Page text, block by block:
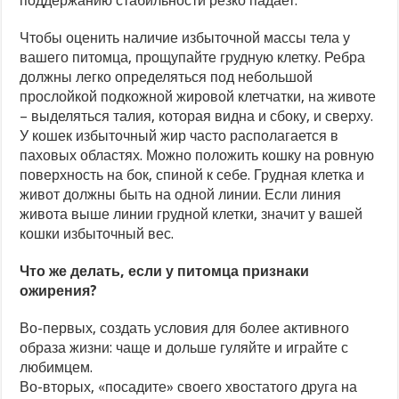
Чтобы оценить наличие избыточной массы тела у
вашего питомца, прощупайте грудную клетку. Ребра
должны легко определяться под небольшой
прослойкой подкожной жировой клетчатки, на животе
– выделяться талия, которая видна и сбоку, и сверху.
У кошек избыточный жир часто располагается в
паховых областях. Можно положить кошку на ровную
поверхность на бок, спиной к себе. Грудная клетка и
живот должны быть на одной линии. Если линия
живота выше линии грудной клетки, значит у вашей
кошки избыточный вес.
Что же делать, если у питомца признаки
ожирения?
Во-первых, создать условия для более активного
образа жизни: чаще и дольше гуляйте и играйте с
любимцем.
Во-вторых, «посадите» своего хвостатого друга на